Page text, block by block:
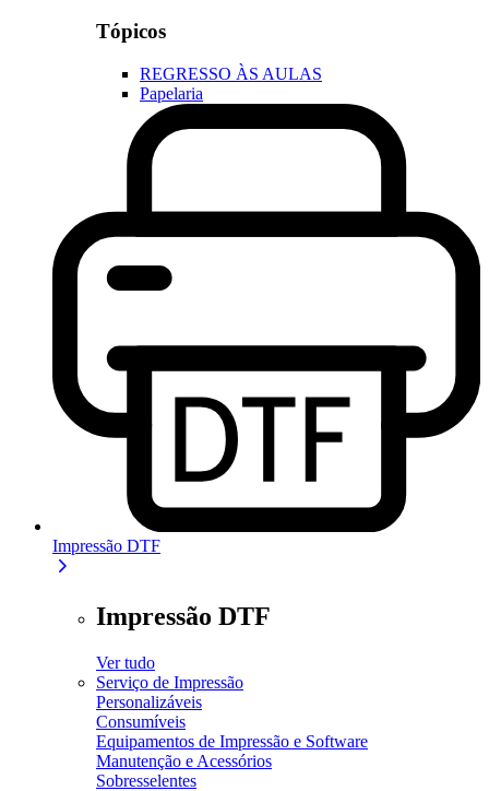
Tópicos
REGRESSO ÀS AULAS
Papelaria
Impressão DTF
Impressão DTF
Ver tudo
Serviço de Impressão
Personalizáveis
Consumíveis
Equipamentos de Impressão e Software
Manutenção e Acessórios
Sobresselentes